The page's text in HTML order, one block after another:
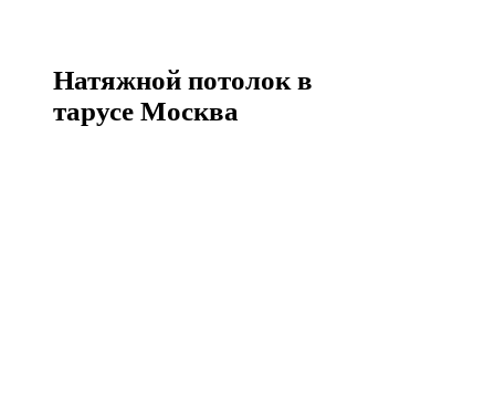
Натяжной потолок в
тарусе Москва